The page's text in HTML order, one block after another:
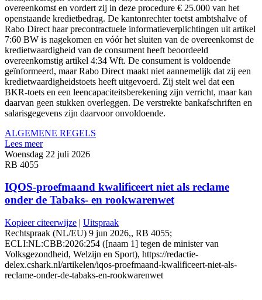
overeenkomst en vordert zij in deze procedure € 25.000 van het
openstaande kredietbedrag. De kantonrechter toetst ambtshalve of
Rabo Direct haar precontractuele informatieverplichtingen uit artikel
7:60 BW is nagekomen en vóór het sluiten van de overeenkomst de
kredietwaardigheid van de consument heeft beoordeeld
overeenkomstig artikel 4:34 Wft. De consument is voldoende
geïnformeerd, maar Rabo Direct maakt niet aannemelijk dat zij een
kredietwaardigheidstoets heeft uitgevoerd. Zij stelt wel dat een
BKR-toets en een leencapaciteitsberekening zijn verricht, maar kan
daarvan geen stukken overleggen. De verstrekte bankafschriften en
salarisgegevens zijn daarvoor onvoldoende.
ALGEMENE REGELS
Lees meer
Woensdag 22 juli 2026
RB 4055
IQOS-proefmaand kwalificeert niet als reclame
onder de Tabaks- en rookwarenwet
Kopieer citeerwijze | Uitspraak
Rechtspraak (NL/EU) 9 jun 2026,, RB 4055;
ECLI:NL:CBB:2026:254 ([naam 1] tegen de minister van
Volksgezondheid, Welzijn en Sport), https://redactie-
delex.cshark.nl/artikelen/iqos-proefmaand-kwalificeert-niet-als-
reclame-onder-de-tabaks-en-rookwarenwet